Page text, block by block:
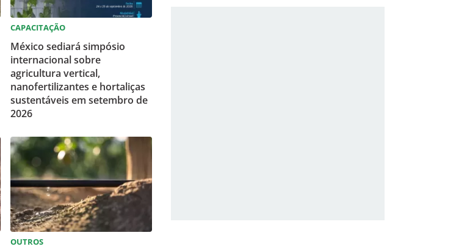
CAPACITAÇÃO
México sediará simpósio
internacional sobre
agricultura vertical,
nanofertilizantes e hortaliças
sustentáveis em setembro de
2026
OUTROS